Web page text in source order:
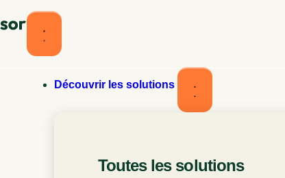
Découvrir les solutions
Toutes les solutions
Pilotage en